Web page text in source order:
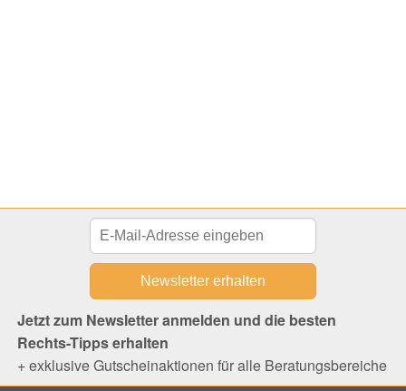
Jetzt zum Newsletter anmelden und die besten
Rechts-Tipps erhalten
+ exklusive Gutscheinaktionen für alle Beratungsbereiche